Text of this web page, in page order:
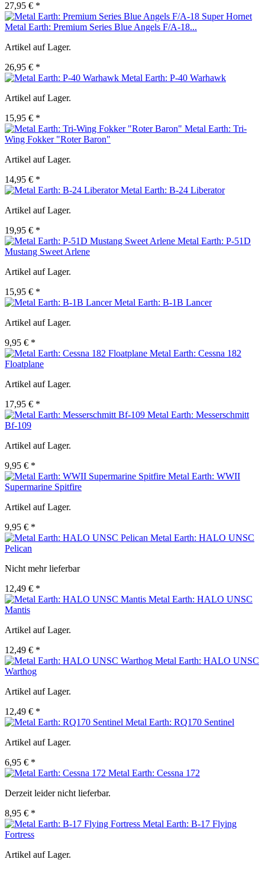
27,95 € *
Metal Earth: Premium Series Blue Angels F/A-18...
Artikel auf Lager.
26,95 € *
Metal Earth: P-40 Warhawk
Artikel auf Lager.
15,95 € *
Metal Earth: Tri-
Wing Fokker "Roter Baron"
Artikel auf Lager.
14,95 € *
Metal Earth: B-24 Liberator
Artikel auf Lager.
19,95 € *
Metal Earth: P-51D
Mustang Sweet Arlene
Artikel auf Lager.
15,95 € *
Metal Earth: B-1B Lancer
Artikel auf Lager.
9,95 € *
Metal Earth: Cessna 182
Floatplane
Artikel auf Lager.
17,95 € *
Metal Earth: Messerschmitt
Bf-109
Artikel auf Lager.
9,95 € *
Metal Earth: WWII
Supermarine Spitfire
Artikel auf Lager.
9,95 € *
Metal Earth: HALO UNSC
Pelican
Nicht mehr lieferbar
12,49 € *
Metal Earth: HALO UNSC
Mantis
Artikel auf Lager.
12,49 € *
Metal Earth: HALO UNSC
Warthog
Artikel auf Lager.
12,49 € *
Metal Earth: RQ170 Sentinel
Artikel auf Lager.
6,95 € *
Metal Earth: Cessna 172
Derzeit leider nicht lieferbar.
8,95 € *
Metal Earth: B-17 Flying
Fortress
Artikel auf Lager.